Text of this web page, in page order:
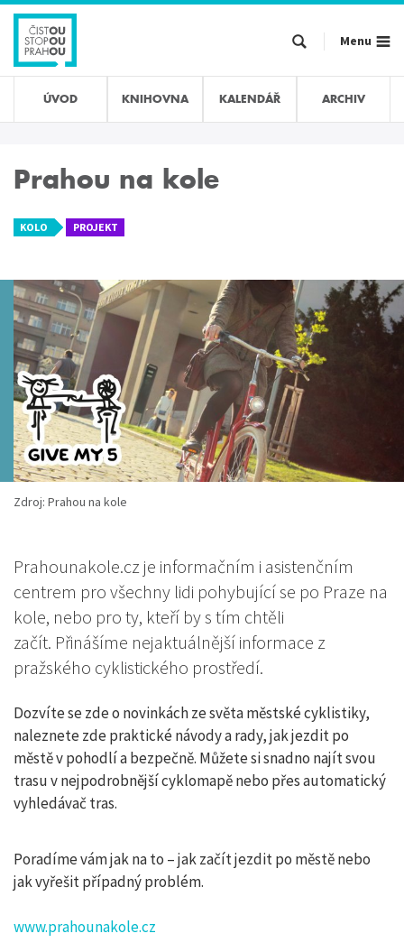
Přejít
hlavnímu
obsahu
Menu
ÚVOD KNIHOVNA KALENDÁŘ ARCHIV
Prahou na kole
KOLO PROJEKT
Zdroj: Prahou na kole
Prahounakole.cz je informačním i asistenčním
centrem pro všechny lidi pohybující se po Praze na
kole, nebo pro ty, kteří by s tím chtěli
začít. Přinášíme nejaktuálnější informace z
pražského cyklistického prostředí.
Dozvíte se zde o novinkách ze světa městské cyklistiky,
naleznete zde praktické návody a rady, jak jezdit po
městě v pohodlí a bezpečně. Můžete si snadno najít svou
trasu v nejpodrobnější cyklomapě nebo přes automatický
vyhledávač tras.
Poradíme vám jak na to – jak začít jezdit po městě nebo
jak vyřešit případný problém.
www.prahounakole.cz